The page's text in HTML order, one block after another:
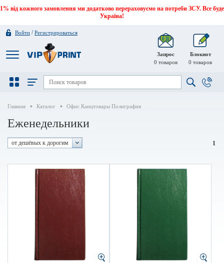
1% від кожного замовлення ми додатково перераховуємо на потреби ЗСУ. Все буде
Україна!
Войти /Регистрироваться
Запрос
0 товаров
Блокнот
0 товаров
Главная Каталог Офис Канцтовары Полиграфия
Еженедельники
от дешёвых к дорогим 1